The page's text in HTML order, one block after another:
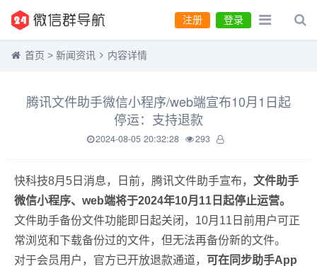
登录
注册
首页 > 新闻资讯 内容详情
腾讯文件助手微信小程序/web端宣布10月1日起
停运：支持退款
2024-08-05 20:32:28 293
快科技8月5日消息，日前，腾讯文件助手宣布， 文件助手
微信小程序、web端将于2024年10月11日起停止运营。
文件助手备份文件功能即日起关闭，10月11日前用户可正
常浏览和下载备份过的文件，但无法再备份新的文件。
对于会员用户，官方已开放退款通道， 可在同步助手App